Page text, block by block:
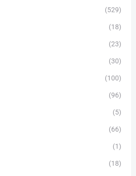
(529)
(18)
(23)
(30)
(100)
(96)
(5)
(66)
(1)
(18)